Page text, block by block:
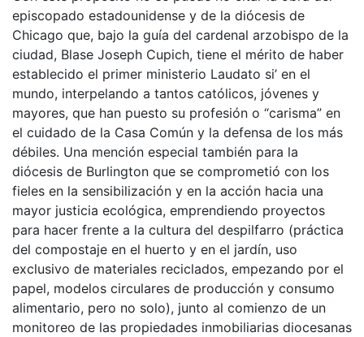
episcopado estadounidense y de la diócesis de
Chicago que, bajo la guía del cardenal arzobispo de la
ciudad, Blase Joseph Cupich, tiene el mérito de haber
establecido el primer ministerio Laudato si’ en el
mundo, interpelando a tantos católicos, jóvenes y
mayores, que han puesto su profesión o “carisma” en
el cuidado de la Casa Común y la defensa de los más
débiles. Una mención especial también para la
diócesis de Burlington que se comprometió con los
fieles en la sensibilización y en la acción hacia una
mayor justicia ecológica, emprendiendo proyectos
para hacer frente a la cultura del despilfarro (práctica
del compostaje en el huerto y en el jardín, uso
exclusivo de materiales reciclados, empezando por el
papel, modelos circulares de producción y consumo
alimentario, pero no solo), junto al comienzo de un
monitoreo de las propiedades inmobiliarias diocesanas